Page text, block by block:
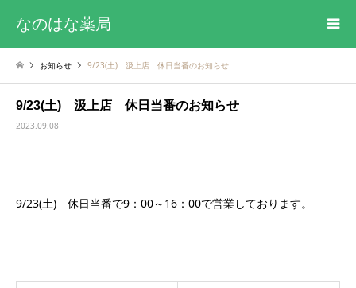
なのはな薬局
お知らせ 9/23(土) 汲上店 休日当番のお知らせ
9/23(土) 汲上店 休日当番のお知らせ
2023.09.08
9/23(土) 休日当番で9：00～16：00で営業しております。